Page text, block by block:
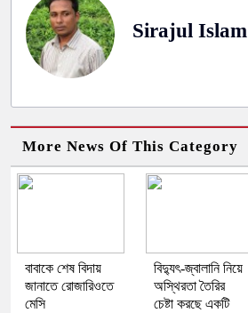
Sirajul Islam
More News Of This Category
বাবাকে শেষ বিদায়
জানাতে রোজারিওতে
মেসি
বিদ্যুৎ-জ্বালানি নিয়ে
অস্থিরতা তৈরির
চেষ্টা করছে একটি